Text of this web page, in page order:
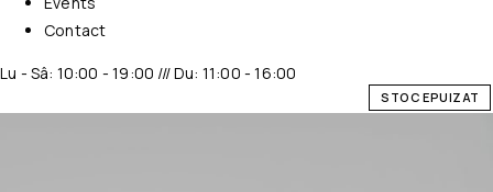
Contact
Lu - Sâ: 10:00 - 19:00 /// Du: 11:00 - 16:00
STOC EPUIZAT